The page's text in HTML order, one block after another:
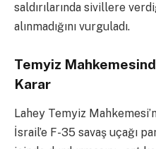
saldırılarında sivillere
alınmadığını vurguladı.
Temyiz
Karar
Lahey Temyiz
İsrail’e F-35 savaş uçağı